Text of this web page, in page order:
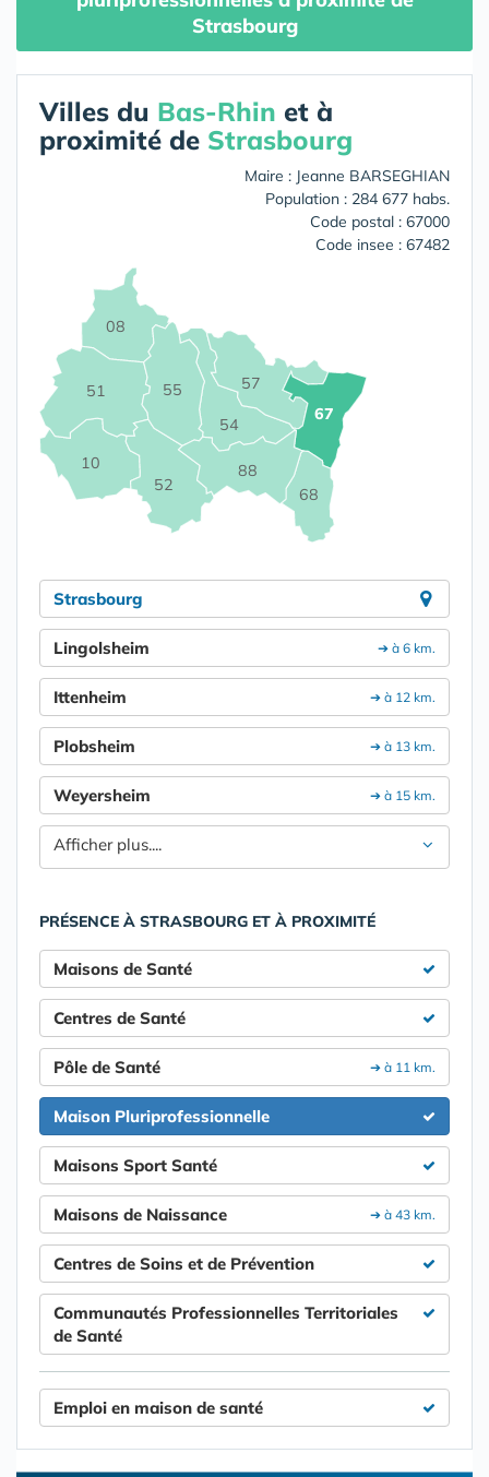
Strasbourg
Villes du Bas-Rhin et à
proximité de Strasbourg
Maire : Jeanne BARSEGHIAN
Population : 284 677 habs.
Code postal : 67000
Code insee : 67482
08
10
51
52
54
55 57
67
68
88
Strasbourg
➔ à 6 km.
Lingolsheim
➔ à 12 km.
Ittenheim
➔ à 13 km.
Plobsheim
➔ à 15 km.
Weyersheim
Afficher plus....
PRÉSENCE À STRASBOURG ET À PROXIMITÉ
Maisons de Santé
Centres de Santé
➔ à 11 km.
Pôle de Santé
Maison Pluriprofessionnelle
Maisons Sport Santé
➔ à 43 km.
Maisons de Naissance
Centres de Soins et de Prévention
Communautés Professionnelles Territoriales
de Santé
Emploi en maison de santé